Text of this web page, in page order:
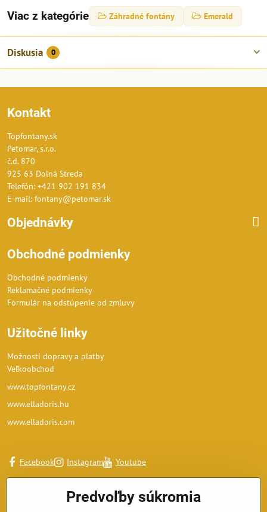
Viac z kategórie Záhradné fontány Emerald
Diskusia 0
Kontakt
Topfontany.sk
Petomar, s.r.o.
č.d. 870
925 63 Dolná Streda
Telefón: +421 902 191 834
E-mail: fontany@petomar.sk
Objednávky
Obchodné podmienky
Obchodné podmienky
Reklamačné podmienky
Formulár na odstúpenie od zmluvy
Užitočné linky
Možnosti dopravy a platby
Veľkoobchod
www.topfontany.cz
www.elladoris.hu
www.elladoris.com
Facebook Instagram Youtube
Predvoľby súkromia